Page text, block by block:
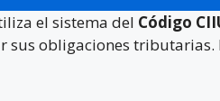
el sistema del Código
sus obligaciones tributarias.